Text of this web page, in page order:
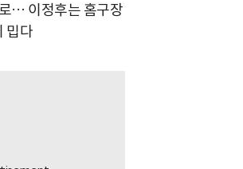
… 이정후는 홈구장
밉다